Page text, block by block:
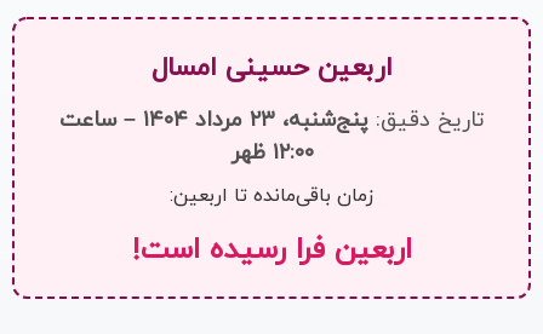
اربعین حسینی امسال
تاریخ دقیق:
پنج‌شنبه، ۲۳ مرداد ۱۴۰۴ – ساعت
۱۲:۰۰ ظهر
زمان باقی‌مانده تا اربعین:
اربعین فرا رسیده است!